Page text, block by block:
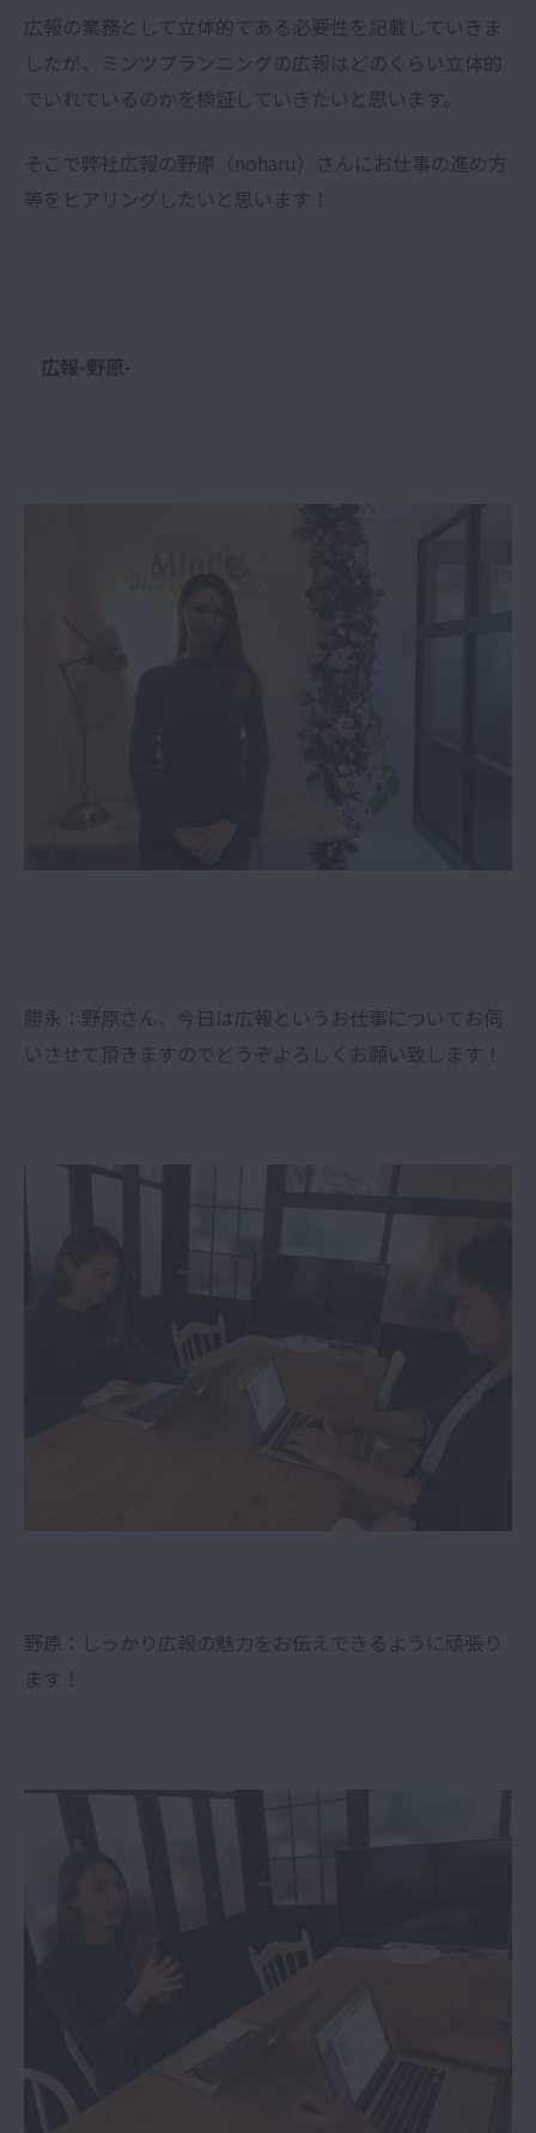
広報の業務として立体的である必要性を記載していきま
したが、ミンツプランニングの広報はどのくらい立体的
でいれているのかを検証していきたいと思います。
そこで弊社広報の野原（noharu）さんにお仕事の進め方
等をヒアリングしたいと思います！
広報-野原-
勝永：野原さん、今日は広報というお仕事についてお伺
いさせて頂きますのでどうぞよろしくお願い致します！
野原：しっかり広報の魅力をお伝えできるように頑張り
ます！